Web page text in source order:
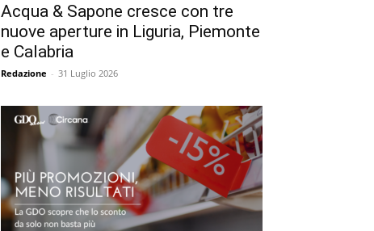
Acqua & Sapone cresce con tre
nuove aperture in Liguria, Piemonte
e Calabria
Redazione - 31 Luglio 2026